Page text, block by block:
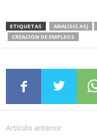
ETIQUETAS ANALISIS ASJ
CREACION DE EMPLEOS
Artículo anterior